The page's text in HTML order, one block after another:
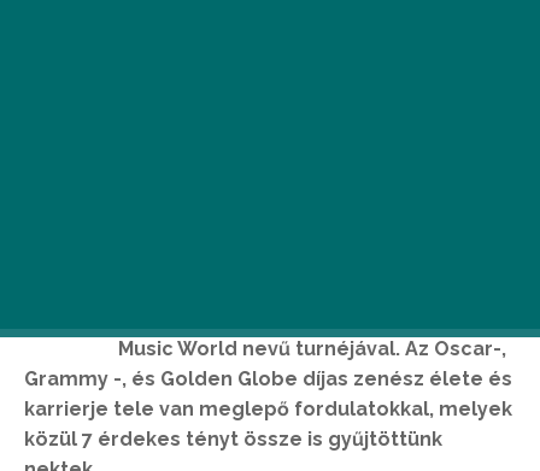
E
Music World nevű turnéjával. Az Oscar-,
Grammy -, és Golden Globe díjas zenész élete és
karrierje tele van meglepő fordulatokkal, melyek
közül 7 érdekes tényt össze is gyűjtöttünk